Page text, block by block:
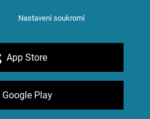
Nastavení soukromí
App Store
Google Play